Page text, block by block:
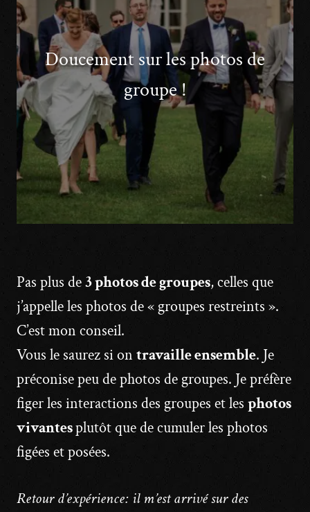
Doucement sur les photos de
groupe !
Pas plus de3 photos de groupes, celles que
j’appelle les photos de « groupes restreints ».
C’est mon conseil.
Vous le saurez si ontravaille ensemble. Je
préconise peu de photos de groupes. Je préfère
figer les interactions des groupes et les photos
vivantesplutôt que de cumuler les photos
figées et posées.
Retour d’expérience: il m’est arrivé sur des